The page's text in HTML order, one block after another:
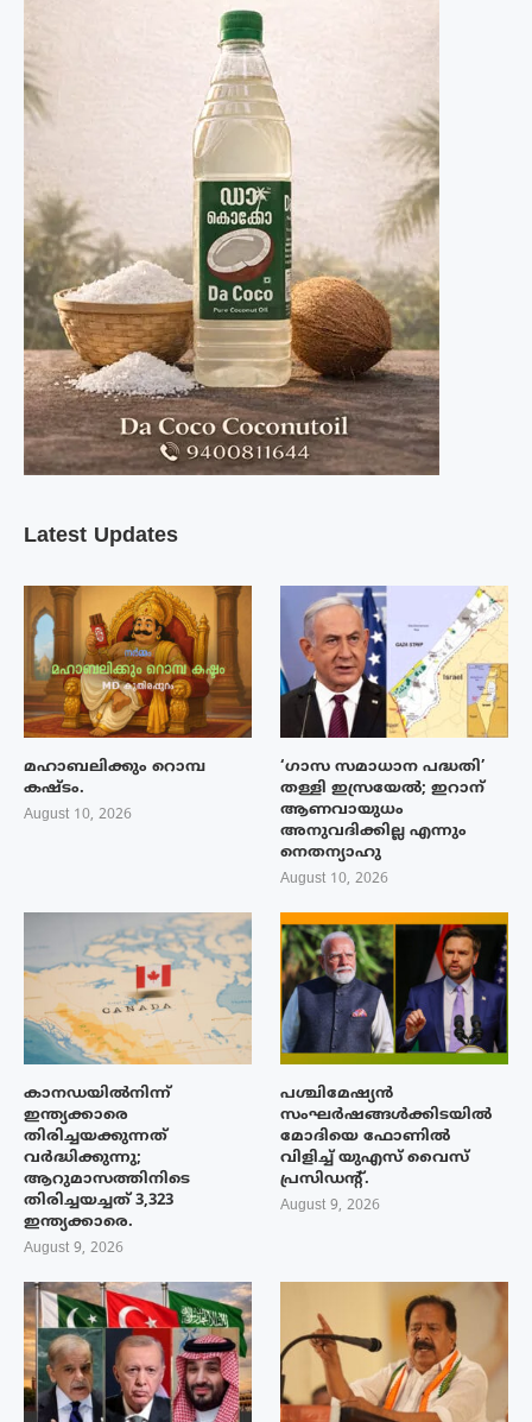
Latest Updates
മഹാബലിക്കും റൊമ്പ
കഷ്ടം.
August 10, 2026
‘ഗാസ സമാധാന പദ്ധതി’
തള്ളി ഇസ്രയേൽ; ഇറാന്
ആണവായുധം
അനുവദിക്കില്ല എന്നും
നെതന്യാഹു
August 10, 2026
കാനഡയിൽനിന്ന്
ഇന്ത്യക്കാരെ
തിരിച്ചയക്കുന്നത്
വർദ്ധിക്കുന്നു;
ആറുമാസത്തിനിടെ
തിരിച്ചയച്ചത് 3,323
ഇന്ത്യക്കാരെ.
August 9, 2026
പശ്ചിമേഷ്യന്‍
സംഘര്‍ഷങ്ങള്‍ക്കിടയിൽ
മോദിയെ ഫോണില്‍
വിളിച്ച് യുഎസ് വൈസ്
പ്രസിഡന്റ്.
August 9, 2026